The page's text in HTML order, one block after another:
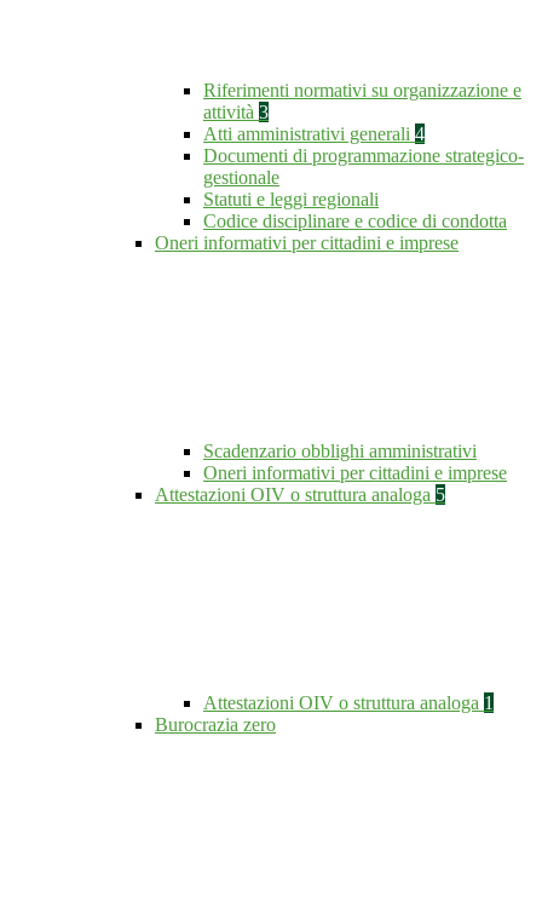
Riferimenti normativi su organizzazione e
attività 3
Atti amministrativi generali 4
Documenti di programmazione strategico-
gestionale
Statuti e leggi regionali
Codice disciplinare e codice di condotta
Oneri informativi per cittadini e imprese
Scadenzario obblighi amministrativi
Oneri informativi per cittadini e imprese
Attestazioni OIV o struttura analoga 5
Attestazioni OIV o struttura analoga 1
Burocrazia zero